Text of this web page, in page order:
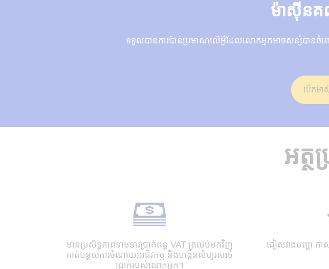
ម៉ាស៊ីនគ
ទទួលបានការប៉ាន់ប្រមាណលើអ្វីដែលលោកអ្នកអាចសន្សំបាន
បើកម៉ា
អត្
មានប្រសិទ្ធភាពទាមទារប្រាក់ពន្ធ VAT ត្រលប់មកវិញ
កាត់បន្ថយការចំណាយអាជីវកម្ម និងបង្កើនលំហូរសាច់
ប្រាក់របស់លោកអ្នក។
ជៀសវាងបញ្ហា ភ